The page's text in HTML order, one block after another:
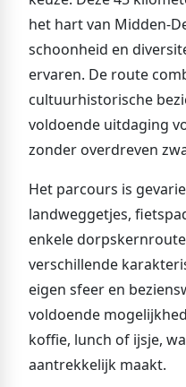
het hart van Midden-
schoonheid en
ervaren. De route
cultuurhistorische
voldoende uitdaging
zonder overdreven
Het parcours is
landweggetjes,
enkele
verschillende
eigen sfeer en
voldoende
koffie, lunch of ijsje,
aantrekkelijk maakt.